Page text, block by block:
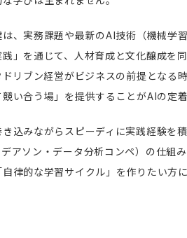
、実務課題や最新のAI技術（機械学
」を通じて、人材育成と文化醸成を
リブン経営がビジネスの前提となる
い合う場」を提供することがAIの定
込みながらスピーディに実践経験を
アソン・データ分析コンペ）の仕組
律的な学習サイクル」を作りたい方